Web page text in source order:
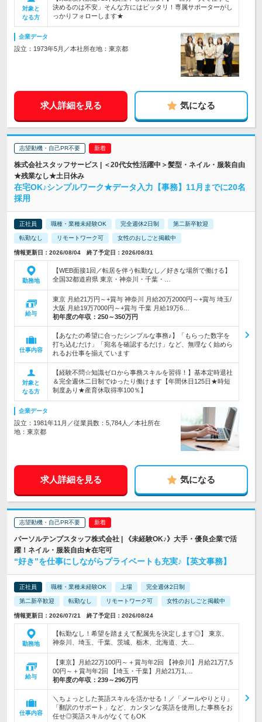
対象と
なる方
決めるのは不安」そんな方にはピッタリ！専属サポーターがし
っかりフォローします★
企業データ
設立：1973年5月／本社所在地：東京都
求人詳細を見る 気になる
志望動機・自己PR不要
株式会社スタッフサービス | ＜20代女性活躍中＞髪型・ネイル・服装自由
★残業なし★土日休み
在宅OK♪シンプルワーク★データ入力【事務】11月までに20名
採用
正社員 職種・業種未経験OK 完全週休2日制 第二新卒歓迎
転勤なし リモートワーク可 女性のおしごと掲載中
情報更新日：2026/08/04 終了予定日：2026/08/31
勤務地
【WEB面接1回／転居を伴う転勤なし／好きな場所で働ける】
全国32都道府県 東京・神奈川・千葉・…
給与
東京 月給21万円～+賞与 神奈川 月給20万2000円～+賞与 埼玉/
大阪 月給19万7000円～+賞与 千葉 月給19万6…
初年度の年収： 250～350万円
仕事内容
【あなたの希望に合ったシンプルな事務♪】「もらった数字を
打ち込むだけ」「宛名を確認するだけ」など、無理なく始めら
れるお仕事を揃えています
対象と
なる方
【経験不問☆知識ゼロから事務スキルを習得！】基本定時退社
＆完全週休二日制でゆったり働けます【年間休日125日★時短
制度あり★産育休取得率100％】
企業データ
設立：1981年11月／従業員数：5,784人／本社所在
地：東京都
求人詳細を見る 気になる
志望動機・自己PR不要
パーソルテンプスタッフ株式会社 | 《未経験OK♪》大手・優良企業で活
躍！ネイル・服装自由★在宅可
“好き”を仕事にしながらプライベートも充実♪【英文事務】
正社員 職種・業種未経験OK 上場 完全週休2日制
第二新卒歓迎 転勤なし リモートワーク可 女性のおしごと掲載中
情報更新日：2026/07/21 終了予定日：2026/08/24
勤務地
【転勤なし！希望を踏まえて配属先を決定します◎】 東京、
神奈川、埼玉、千葉、茨城、栃木、北海道、大…
給与
【東京】月給22万100円～＋賞与年2回 【神奈川】月給21万7,5
00円～＋賞与年2回 【埼玉・千葉】月給21万1,…
初年度の年収： 239～296万円
仕事内容
＼ちょっとした英語スキルを活かせる！／「メールやりとり」
「翻訳のサポート」など、カンタンな英語を使用した事務をお
任せ◎英語スキルがなくてもOK